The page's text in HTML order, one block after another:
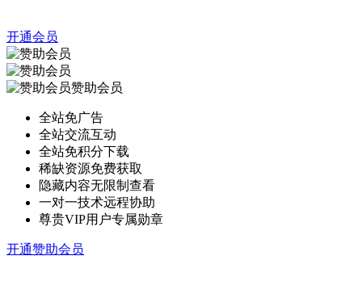
开通会员
赞助会员
全站免广告
全站交流互动
全站免积分下载
稀缺资源免费获取
隐藏内容无限制查看
一对一技术远程协助
尊贵VIP用户专属勋章
开通赞助会员